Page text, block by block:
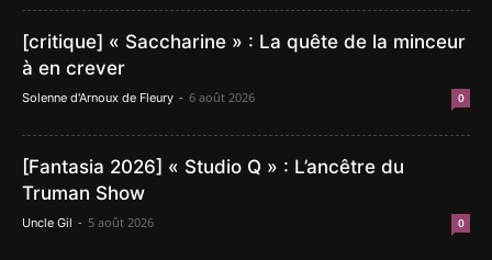
[critique] « Saccharine » : La quête de la minceur
à en crever
Solenne d'Arnoux de Fleury - 6 août 2026 0
[Fantasia 2026] « Studio Q » : L’ancêtre du
Truman Show
Uncle Gil - 5 août 2026 0